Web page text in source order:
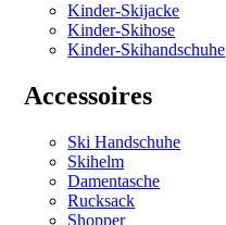
Kinder-Skijacke
Kinder-Skihose
Kinder-Skihandschuhe
Accessoires
Ski Handschuhe
Skihelm
Damentasche
Rucksack
Shopper